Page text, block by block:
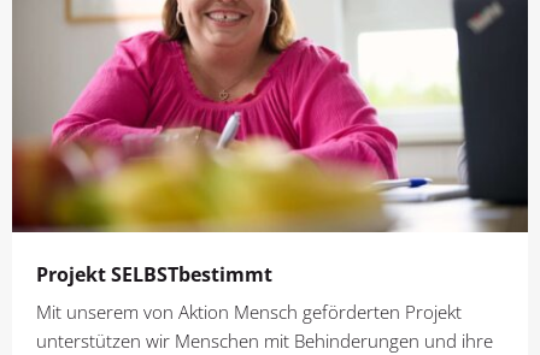
Projekt SELBSTbestimmt
Mit unserem von Aktion Mensch geförderten Projekt
unterstützen wir Menschen mit Behinderungen und ihre